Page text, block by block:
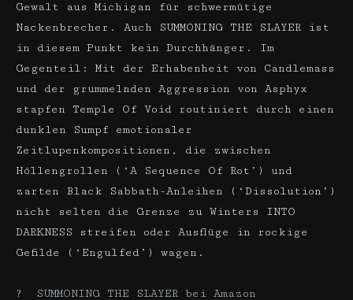
Gewalt aus Michigan für schwermütige
Nackenbrecher. Auch SUMMONING THE SLAYER ist
in diesem Punkt kein Durchhänger. Im
Gegenteil: Mit der Erhabenheit von Candlemass
und der grummelnden Aggression von Asphyx
stapfen Temple Of Void routiniert durch einen
dunklen Sumpf emotionaler
Zeitlupenkompositionen, die zwischen
Höllengrollen (‘A Sequence Of Rot’) und
zarten Black Sabbath-Anleihen (‘Dissolution’)
nicht selten die Grenze zu Winters INTO
DARKNESS streifen oder Ausflüge in rockige
Gefilde (‘Engulfed’) wagen.
? SUMMONING THE SLAYER bei Amazon